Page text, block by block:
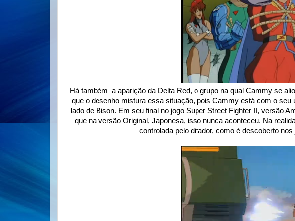
Há também a aparição da Delta Red, o grupo na qual Cammy se
que o desenho mistura essa situação, pois Cammy está com o seu
lado de Bison. Em seu final no jogo Super Street Fighter II, versão
que na versão Original, Japonesa, isso nunca aconteceu. Na
controlada pelo ditador, como é descoberto